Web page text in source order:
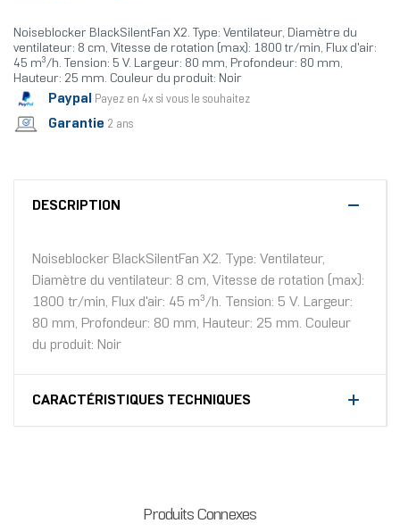
Noiseblocker BlackSilentFan X2. Type: Ventilateur, Diamètre du
ventilateur: 8 cm, Vitesse de rotation (max): 1800 tr/min, Flux d'air:
45 m³/h. Tension: 5 V. Largeur: 80 mm, Profondeur: 80 mm,
Hauteur: 25 mm. Couleur du produit: Noir
Paypal Payez en 4x si vous le souhaitez
Garantie 2 ans
DESCRIPTION
Noiseblocker BlackSilentFan X2. Type: Ventilateur,
Diamètre du ventilateur: 8 cm, Vitesse de rotation (max):
1800 tr/min, Flux d'air: 45 m³/h. Tension: 5 V. Largeur:
80 mm, Profondeur: 80 mm, Hauteur: 25 mm. Couleur
du produit: Noir
CARACTÉRISTIQUES TECHNIQUES
Produits Connexes